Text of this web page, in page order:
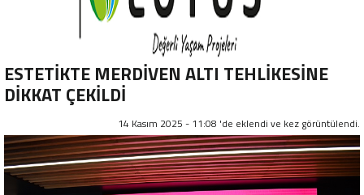
ESTETİKTE MERDİVEN ALTI TEHLİKESİNE
DİKKAT ÇEKİLDİ
14 Kasım 2025 - 11:08 'de eklendi ve kez görüntülendi.